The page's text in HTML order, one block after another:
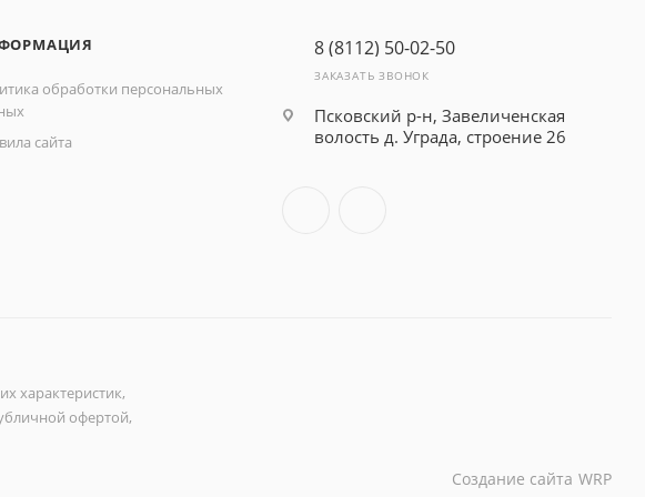
обработки персональных
сайта
8 (8112) 50-02-50
ЗАКАЗАТЬ ЗВОНОК
Псковский р-н, Завеличенская
волость д. Уграда, строение 26
характеристик,
офертой,
Создание сайта WRP